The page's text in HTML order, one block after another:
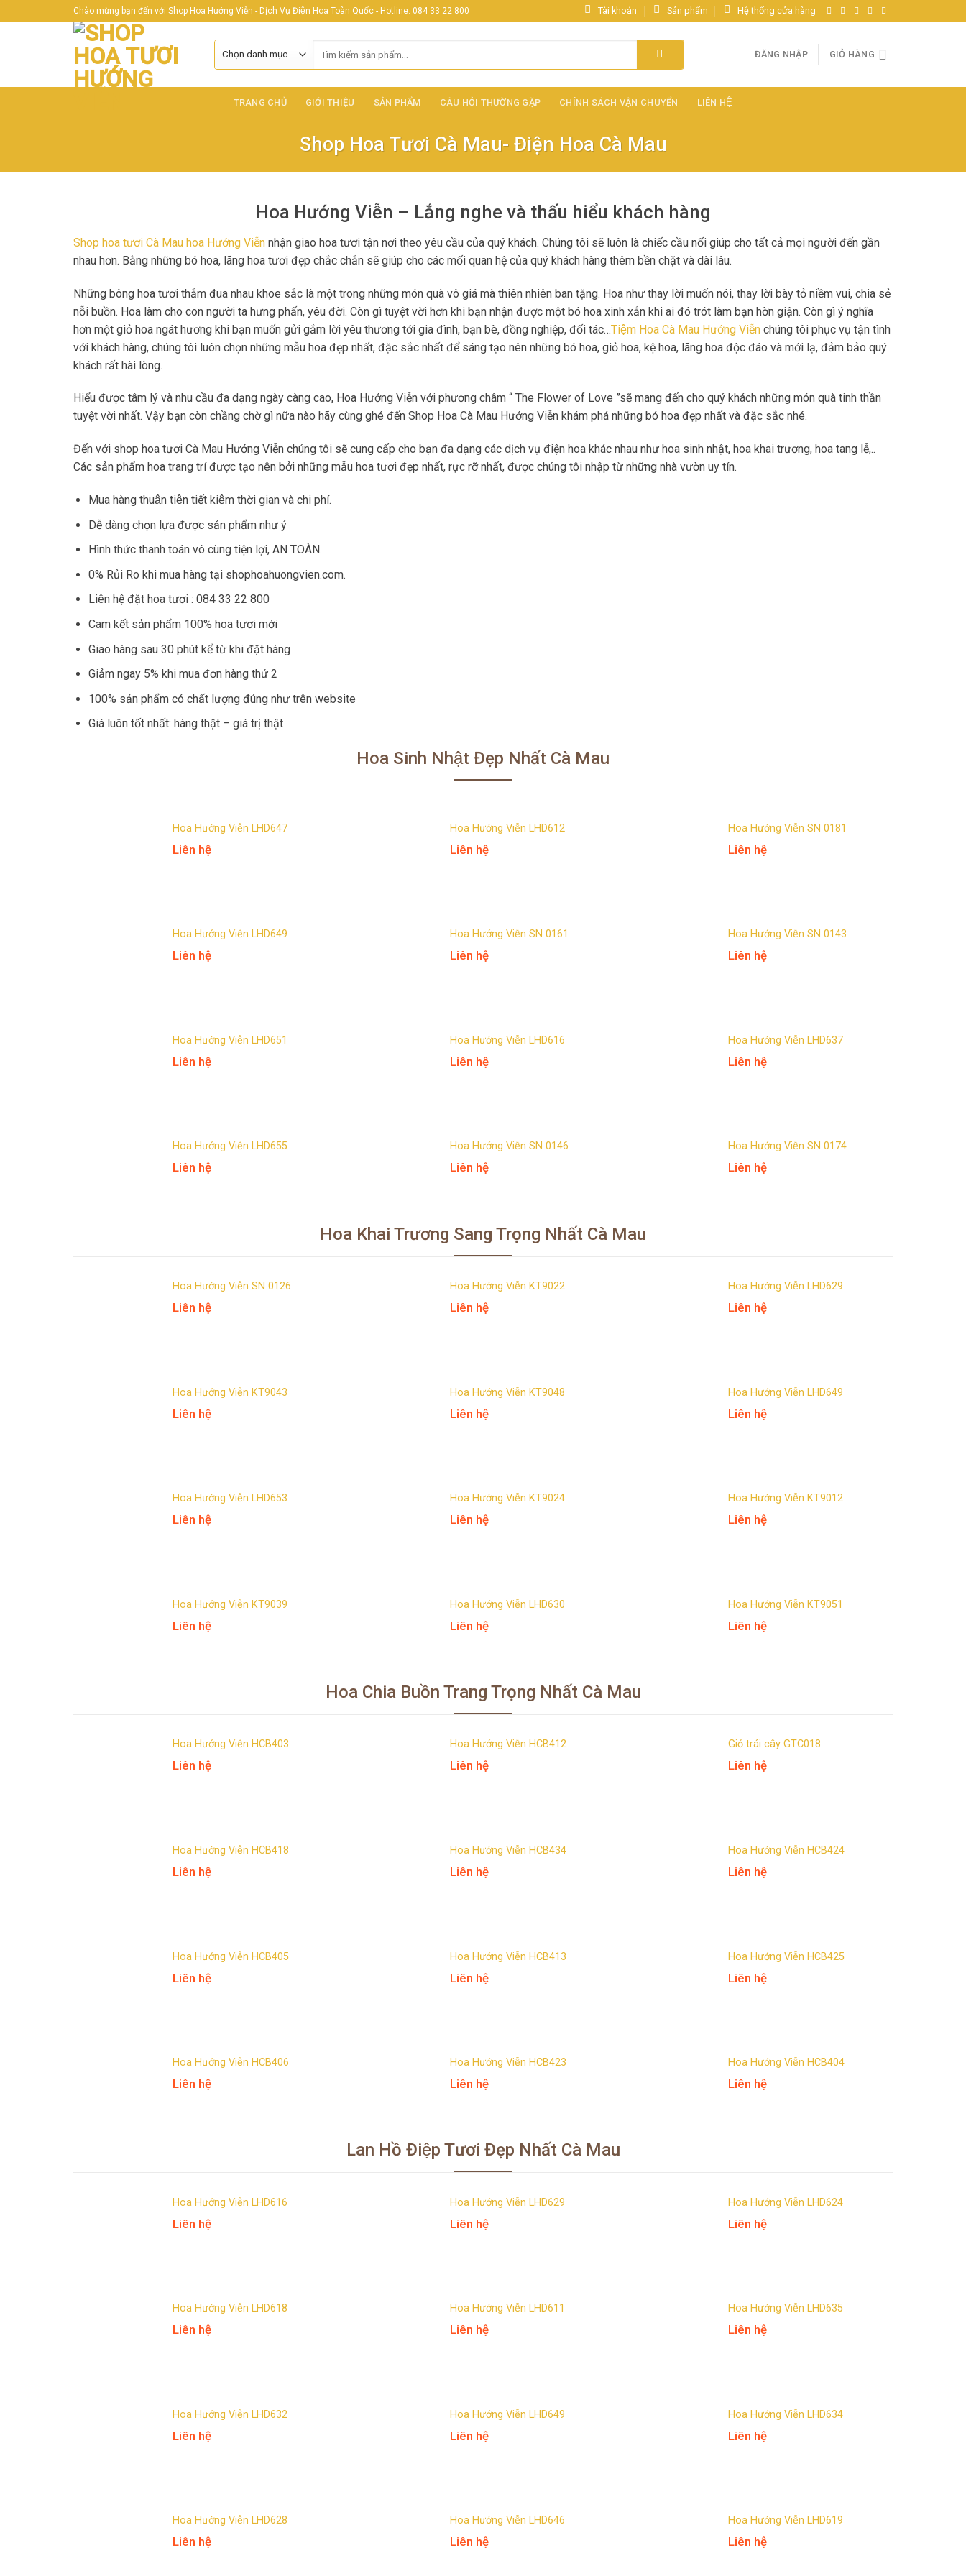
to
Chào mừng bạn đến với Shop Hoa Hướng Viễn - Dịch Vụ Điện Hoa Toàn Quốc - Hotline: 084 33 22 800 Tài khoản Sản phẩm Hệ thống cửa hàng
kiếm:
ĐĂNG NHẬP GIỎ HÀNG
TRANG CHỦ GIỚI THIỆU SẢN PHẨM CÂU HỎI THƯỜNG GẶP CHÍNH SÁCH VẬN CHUYỂN LIÊN HỆ
Shop Hoa Tươi Cà Mau- Điện Hoa Cà Mau
Hoa Hướng Viễn – Lắng nghe và thấu hiểu khách hàng
Shop hoa tươi Cà Mau hoa Hướng Viễn nhận giao hoa tươi tận nơi theo yêu cầu của quý khách. Chúng tôi sẽ luôn là chiếc cầu nối giúp cho tất cả mọi người đến gần
nhau hơn. Bằng những bó hoa, lãng hoa tươi đẹp chắc chắn sẽ giúp cho các mối quan hệ của quý khách hàng thêm bền chặt và dài lâu.
Những bông hoa tươi thắm đua nhau khoe sắc là một trong những món quà vô giá mà thiên nhiên ban tặng. Hoa như thay lời muốn nói, thay lời bày tỏ niềm vui, chia sẻ
nỗi buồn. Hoa làm cho con người ta hưng phấn, yêu đời. Còn gì tuyệt vời hơn khi bạn nhận được một bó hoa xinh xắn khi ai đó trót làm bạn hờn giận. Còn gì ý nghĩa
hơn một giỏ hoa ngát hương khi bạn muốn gửi gắm lời yêu thương tới gia đình, bạn bè, đồng nghiệp, đối tác…Tiệm Hoa Cà Mau Hướng Viễn chúng tôi phục vụ tận tình
với khách hàng, chúng tôi luôn chọn những mẫu hoa đẹp nhất, đặc sắc nhất để sáng tạo nên những bó hoa, giỏ hoa, kệ hoa, lãng hoa độc đáo và mới lạ, đảm bảo quý
khách rất hài lòng.
Hiểu được tâm lý và nhu cầu đa dạng ngày càng cao, Hoa Hướng Viễn với phương châm “ The Flower of Love ”sẽ mang đến cho quý khách những món quà tinh thần
tuyệt vời nhất. Vậy bạn còn chầng chờ gì nữa nào hãy cùng ghé đến Shop Hoa Cà Mau Hướng Viễn khám phá những bó hoa đẹp nhất và đặc sắc nhé.
Đến với shop hoa tươi Cà Mau Hướng Viễn chúng tôi sẽ cung cấp cho bạn đa dạng các dịch vụ điện hoa khác nhau như hoa sinh nhật, hoa khai trương, hoa tang lễ,..
Các sản phẩm hoa trang trí được tạo nên bởi những mẫu hoa tươi đẹp nhất, rực rỡ nhất, được chúng tôi nhập từ những nhà vườn uy tín.
Mua hàng thuận tiện tiết kiệm thời gian và chi phí.
Dễ dàng chọn lựa được sản phẩm như ý
Hình thức thanh toán vô cùng tiện lợi, AN TOÀN.
0% Rủi Ro khi mua hàng tại shophoahuongvien.com.
Liên hệ đặt hoa tươi : 084 33 22 800
Cam kết sản phẩm 100% hoa tươi mới
Giao hàng sau 30 phút kể từ khi đặt hàng
Giảm ngay 5% khi mua đơn hàng thứ 2
100% sản phẩm có chất lượng đúng như trên website
Giá luôn tốt nhất: hàng thật – giá trị thật
Hoa Sinh Nhật Đẹp Nhất Cà Mau
Hoa Hướng Viễn LHD647
Liên hệ
Hoa Hướng Viễn LHD612
Liên hệ
Hoa Hướng Viễn SN 0181
Liên hệ
Hoa Hướng Viễn LHD649
Liên hệ
Hoa Hướng Viễn SN 0161
Liên hệ
Hoa Hướng Viễn SN 0143
Liên hệ
Hoa Hướng Viễn LHD651
Liên hệ
Hoa Hướng Viễn LHD616
Liên hệ
Hoa Hướng Viễn LHD637
Liên hệ
Hoa Hướng Viễn LHD655
Liên hệ
Hoa Hướng Viễn SN 0146
Liên hệ
Hoa Hướng Viễn SN 0174
Liên hệ
Hoa Khai Trương Sang Trọng Nhất Cà Mau
Hoa Hướng Viễn SN 0126
Liên hệ
Hoa Hướng Viễn KT9022
Liên hệ
Hoa Hướng Viễn LHD629
Liên hệ
Hoa Hướng Viễn KT9043
Liên hệ
Hoa Hướng Viễn KT9048
Liên hệ
Hoa Hướng Viễn LHD649
Liên hệ
Hoa Hướng Viễn LHD653
Liên hệ
Hoa Hướng Viễn KT9024
Liên hệ
Hoa Hướng Viễn KT9012
Liên hệ
Hoa Hướng Viễn KT9039
Liên hệ
Hoa Hướng Viễn LHD630
Liên hệ
Hoa Hướng Viễn KT9051
Liên hệ
Hoa Chia Buồn Trang Trọng Nhất Cà Mau
Hoa Hướng Viễn HCB403
Liên hệ
Hoa Hướng Viễn HCB412
Liên hệ
Giỏ trái cây GTC018
Liên hệ
Hoa Hướng Viễn HCB418
Liên hệ
Hoa Hướng Viễn HCB434
Liên hệ
Hoa Hướng Viễn HCB424
Liên hệ
Hoa Hướng Viễn HCB405
Liên hệ
Hoa Hướng Viễn HCB413
Liên hệ
Hoa Hướng Viễn HCB425
Liên hệ
Hoa Hướng Viễn HCB406
Liên hệ
Hoa Hướng Viễn HCB423
Liên hệ
Hoa Hướng Viễn HCB404
Liên hệ
Lan Hồ Điệp Tươi Đẹp Nhất Cà Mau
Hoa Hướng Viễn LHD616
Liên hệ
Hoa Hướng Viễn LHD629
Liên hệ
Hoa Hướng Viễn LHD624
Liên hệ
Hoa Hướng Viễn LHD618
Liên hệ
Hoa Hướng Viễn LHD611
Liên hệ
Hoa Hướng Viễn LHD635
Liên hệ
Hoa Hướng Viễn LHD632
Liên hệ
Hoa Hướng Viễn LHD649
Liên hệ
Hoa Hướng Viễn LHD634
Liên hệ
Hoa Hướng Viễn LHD628
Liên hệ
Hoa Hướng Viễn LHD646
Liên hệ
Hoa Hướng Viễn LHD619
Liên hệ